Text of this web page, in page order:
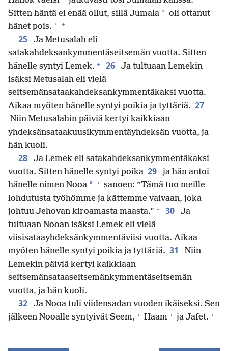
Sitten häntä ei enää ollut, sillä Jumala * oli ottanut
hänet pois. * +
25
Ja Metusalah eli
satakahdeksankymmentäseitsemän vuotta. Sitten
hänelle syntyi Lemek. + 26
Ja tultuaan Lemekin
isäksi Metusalah eli vielä
seitsemänsataakahdeksankymmentäkaksi vuotta.
Aikaa myöten hänelle syntyi poikia ja tyttäriä. 27
Niin Metusalahin päiviä kertyi kaikkiaan
yhdeksänsataakuusikymmentäyhdeksän vuotta, ja
hän kuoli.
28
Ja Lemek eli satakahdeksankymmentäkaksi
vuotta. Sitten hänelle syntyi poika 29
ja hän antoi
hänelle nimen Nooa * + sanoen: ”Tämä tuo meille
lohdutusta työhömme ja kättemme vaivaan, joka
johtuu Jehovan kiroamasta maasta.” + 30
Ja
tultuaan Nooan isäksi Lemek eli vielä
viisisataayhdeksänkymmentäviisi vuotta. Aikaa
myöten hänelle syntyi poikia ja tyttäriä. 31
Niin
Lemekin päiviä kertyi kaikkiaan
seitsemänsataaseitsemänkymmentäseitsemän
vuotta, ja hän kuoli.
32
Ja Nooa tuli viidensadan vuoden ikäiseksi. Sen
jälkeen Nooalle syntyivät Seem, + Haam + ja Jafet. +